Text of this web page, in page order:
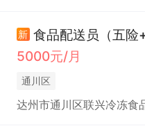
新 食品配送员（五险
5000元/月
通川区
达州市通川区联兴冷冻食